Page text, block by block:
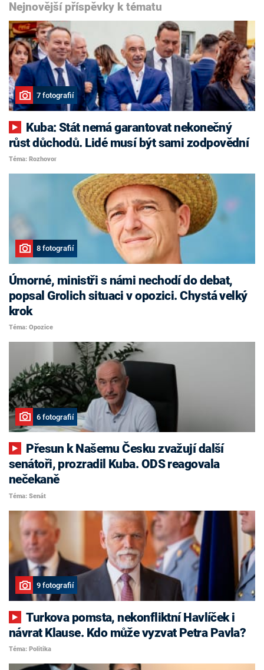
Nejnovější příspěvky k tématu
7 fotografií
růst důchodů. Lidé musí být sami zodpovědní
Téma: Rozhovor
8 fotografií
Úmorné, ministři s námi nechodí do debat,
popsal Grolich situaci v opozici. Chystá velký
krok
Téma: Opozice
6 fotografií
senátoři, prozradil Kuba. ODS reagovala
nečekaně
Téma: Senát
9 fotografií
Turkova pomsta, nekonfliktní Havlíček i
návrat Klause. Kdo může vyzvat Petra Pavla?
Téma: Politika